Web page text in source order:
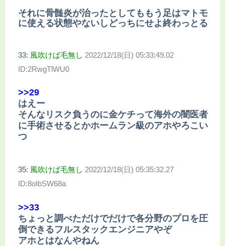
それに骨髄炎が治ったとしてももう足はマトモ
に使える状態やないしどっちにせよ終わっとる
33: 風吹けば毛無し 2022/12/18(日) 05:33:49.02
ID:2RwgTlWU0
>>29
はえー
そんなリスク負うのに金ケチって海外の闇医者
に手術させるとかホームラン級のアホやろこい
つ
35: 風吹けば毛無し 2022/12/18(日) 05:35:32.27
ID:8oIbSW68a
>>33
ちょっと調べただけでだけで各分野のプロを圧
倒できるフルスタックエンジニアやぞ
アホとはなんやねん